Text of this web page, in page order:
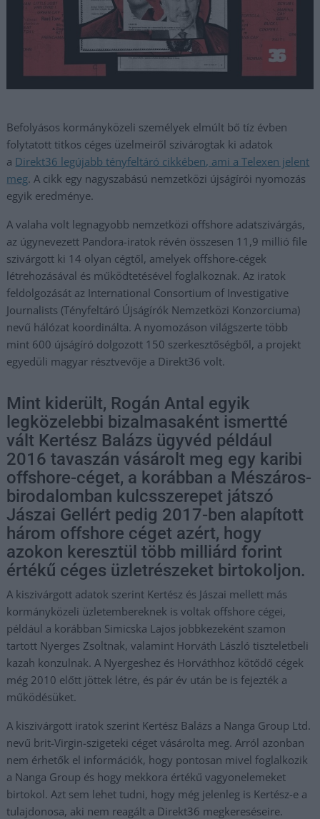
Befolyásos kormányközeli személyek elmúlt bő tíz évben
folytatott titkos céges üzelmeiről szivárogtak ki adatok
a Direkt36 legújabb tényfeltáró cikkében, ami a Telexen jelent
meg. A cikk egy nagyszabású nemzetközi újságírói nyomozás
egyik eredménye.
A valaha volt legnagyobb nemzetközi offshore adatszivárgás,
az úgynevezett Pandora-iratok révén összesen 11,9 millió file
szivárgott ki 14 olyan cégtől, amelyek offshore-cégek
létrehozásával és működtetésével foglalkoznak. Az iratok
feldolgozását az International Consortium of Investigative
Journalists (Tényfeltáró Újságírók Nemzetközi Konzorciuma)
nevű hálózat koordinálta. A nyomozáson világszerte több
mint 600 újságíró dolgozott 150 szerkesztőségből, a projekt
egyedüli magyar résztvevője a Direkt36 volt.
Mint kiderült, Rogán Antal egyik
legközelebbi bizalmasaként ismertté
vált Kertész Balázs ügyvéd például
2016 tavaszán vásárolt meg egy karibi
offshore-céget, a korábban a Mészáros-
birodalomban kulcsszerepet játszó
Jászai Gellért pedig 2017-ben alapított
három offshore céget azért, hogy
azokon keresztül több milliárd forint
értékű céges üzletrészeket birtokoljon.
A kiszivárgott adatok szerint Kertész és Jászai mellett más
kormányközeli üzletembereknek is voltak offshore cégei,
például a korábban Simicska Lajos jobbkezeként szamon
tartott Nyerges Zsoltnak, valamint Horváth László tiszteletbeli
kazah konzulnak. A Nyergeshez és Horváthhoz kötődő cégek
még 2010 előtt jöttek létre, és pár év után be is fejezték a
működésüket.
A kiszivárgott iratok szerint Kertész Balázs a Nanga Group Ltd.
nevű brit-Virgin-szigeteki céget vásárolta meg. Arról azonban
nem érhetők el információk, hogy pontosan mivel foglalkozik
a Nanga Group és hogy mekkora értékű vagyonelemeket
birtokol. Azt sem lehet tudni, hogy még jelenleg is Kertész-e a
tulajdonosa, aki nem reagált a Direkt36 megkereséseire.